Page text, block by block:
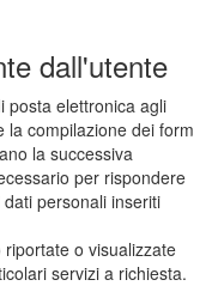
dall'utente
posta elettronica agli
la compilazione dei form
la successiva
per rispondere
personali inseriti
o visualizzate
servizi a richiesta.